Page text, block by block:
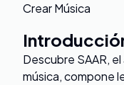
Crear Música
Descubre SAAR,
música, compone